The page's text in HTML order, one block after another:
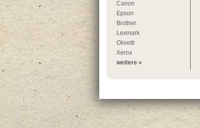
Canon
Epson
Brother
Lexmark
Olivetti
Xerox
weitere »